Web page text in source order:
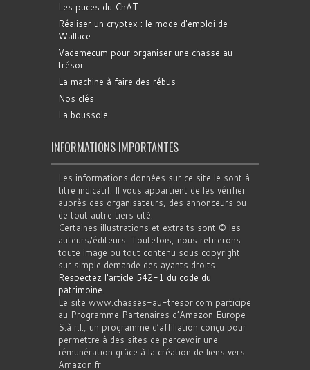
Les puces du ChAT
Réaliser un cryptex : le mode d'emploi de
Wallace
Vademecum pour organiser une chasse au
trésor
La machine à faire des rébus
Nos clés
La boussole
INFORMATIONS IMPORTANTES
Les informations données sur ce site le sont à
titre indicatif. Il vous appartient de les vérifier
auprès des organisateurs, des annonceurs ou
de tout autre tiers cité.
Certaines illustrations et extraits sont © les
auteurs/éditeurs. Toutefois, nous retirerons
toute image ou tout contenu sous copyright
sur simple demande des ayants droits.
Respectez l'article 542-1 du code du
patrimoine.
Le site www.chasses-au-tresor.com participe
au Programme Partenaires d’Amazon Europe
S.à r.l., un programme d’affiliation conçu pour
permettre à des sites de percevoir une
rémunération grâce à la création de liens vers
Amazon.fr